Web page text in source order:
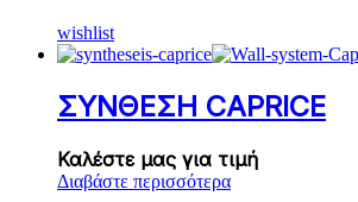
wishlist
ΣΥΝΘΕΣΗ CAPRICE
Καλέστε μας για τιμή
Διαβάστε περισσότερα